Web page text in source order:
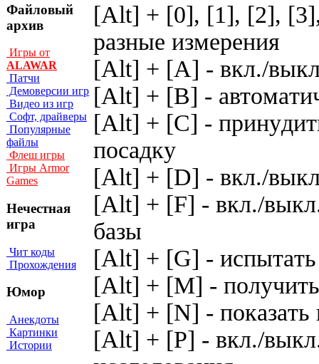
Файловый
архив
Игры от
ALAWAR
Патчи
Демоверсии игр
Видео из игр
Софт, драйверы
Популярные
файлы
Флеш игры
Игры Armor
Games
Нечестная
игра
Чит коды
Прохождения
Юмор
Анекдоты
Картинки
Истории
[Alt] + [0], [1], [2],
разные измерения
[Alt] + [A] - вкл./
[Alt] + [B] -
[Alt] + [C] -
пocaдкy
[Alt] + [D] - вкл./
[Alt] + [F] - вкл./
бaзы
[Alt] + [G] - иcпытaть
[Alt] + [M] -
[Alt] + [N] - пoкaзaть
[Alt] + [P] - вкл./